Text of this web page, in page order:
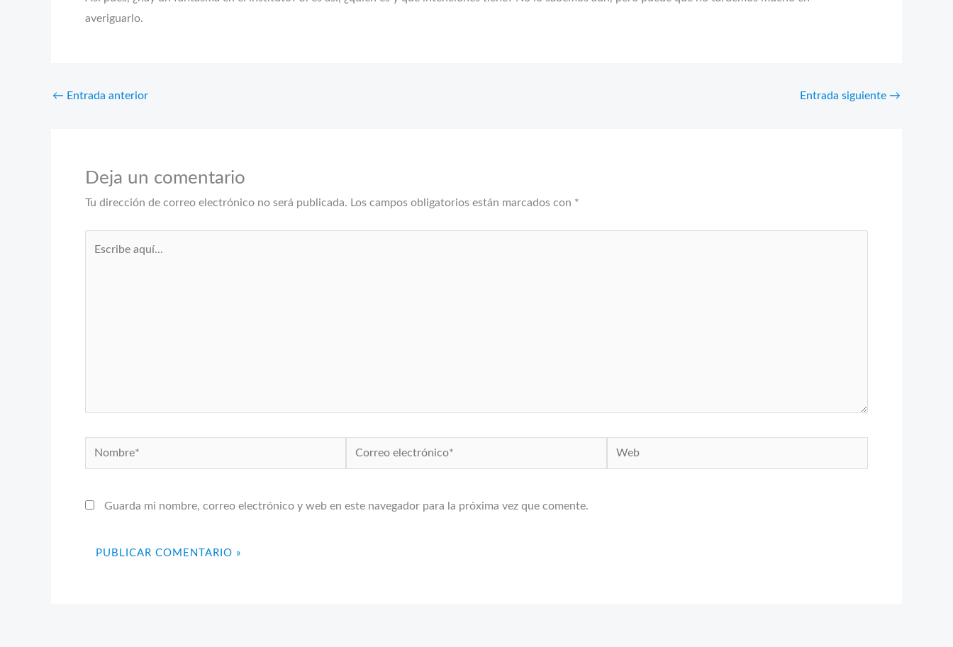
averiguarlo.
← Entrada anterior Entrada siguiente →
Deja un comentario
Tu dirección de correo electrónico no será publicada. Los campos obligatorios están marcados con *
Nombre*
Correo
electrónico*
Web
Guarda mi nombre, correo electrónico y web en este navegador para la próxima vez que comente.